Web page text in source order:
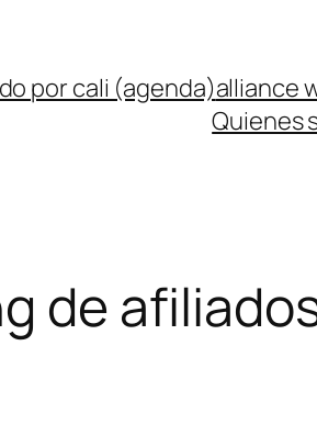
por cali (agenda)alliance
Quienes
de